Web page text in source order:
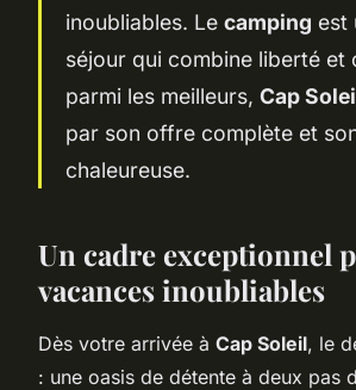
inoubliables. Le camping est
séjour qui combine liberté et
parmi les meilleurs, Cap
par son offre complète et
chaleureuse.
Un cadre exceptionnel
vacances inoubliables
Dès votre arrivée à Cap Soleil, le
: une oasis de détente à deux pas